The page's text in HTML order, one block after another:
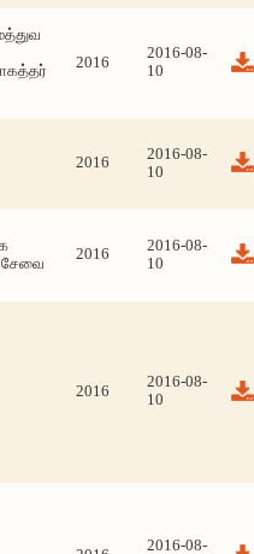
2016
2016-08-
10
2016
2016-08-
10
சேவை
2016
2016-08-
10
2016
2016-08-
10
2016-08-